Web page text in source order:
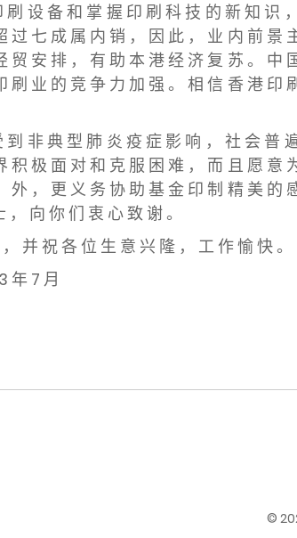
设 备 和 掌 握 印 刷 科 技 的 新 知 识
七 成 属 内 销 ， 因 此 ， 业 内 前 景
安 排 ， 有 助 本 港 经 济 复 苏 。 中
业 的 竞 争 力 加 强 。 相 信 香 港 印
非 典 型 肺 炎 疫 症 影 响 ， 社 会 普
极 面 对 和 克 服 困 难 ， 而 且 愿 意
， 更 义 务 协 助 基 金 印 制 精 美 的
向 你 们 衷 心 致 谢 。
并 祝 各 位 生 意 兴 隆 ， 工 作 愉 快 。
年 7 月
©